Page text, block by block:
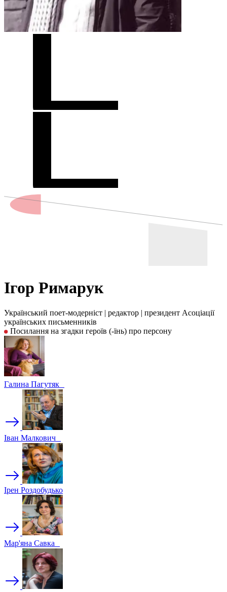
Ігор Римарук
Український поет-модерніст | редактор | президент Асоціації
українських письменників
Посилання на згадки героїв (-їнь) про персону
Галина Пагутяк
Іван Малкович
Ірен Роздобудько
Мар'яна Савка